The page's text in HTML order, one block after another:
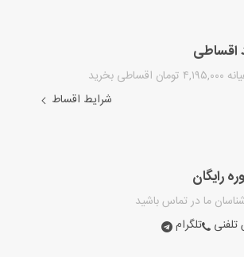
اقساطی
اقساطی بخرید
شرایط اقساط
رایگان
ما در تماس باشید
تلگرام